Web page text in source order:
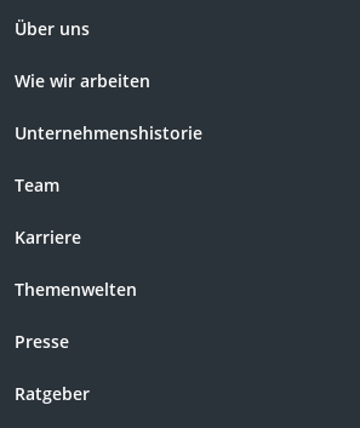
Über uns
Wie wir arbeiten
Unternehmenshistorie
Team
Karriere
Themenwelten
Presse
Ratgeber